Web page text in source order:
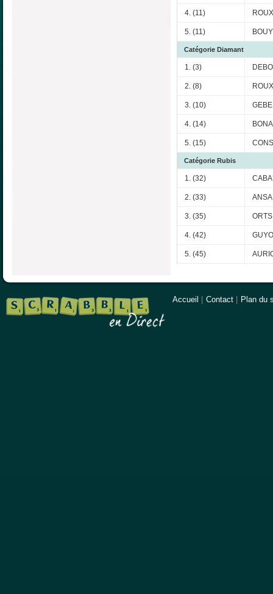
4. (11)
5. (11)
Catégorie Diamant
1. (3)
2. (8)
3. (10)
4. (14)
5. (15)
Catégorie Rubis
1. (32)
2. (33)
3. (35)
4. (42)
5. (45)
Accueil Contact Plan du